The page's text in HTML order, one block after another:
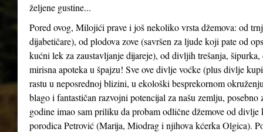
željene gustine...
Pored ovog, Milojići prave i još nekoliko vrsta džemova: od
dijabetičare), od plodova zove (savršen za ljude koji pate od
kućni lek za zaustavljanje dijareje), od divljih trešanja,
mirisna apoteka u špajzu! Sve ove divlje voćke (plus divlje
rastu u neposrednoj blizini, u ekološki besprekornom
blago i fantastičan razvojni potencijal za našu zemlju,
godine imao sam priliku da probam odlične džemove od
porodica Petrović (Marija, Miodrag i njihova kćerka Olgica).